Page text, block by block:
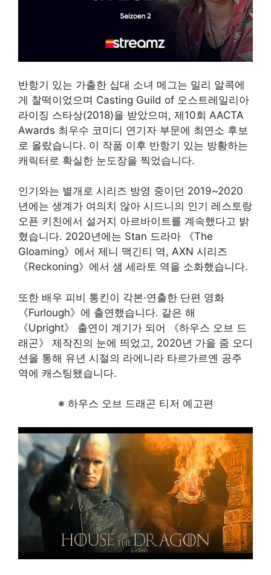
반항기 있는 가출한 십대 소녀 메그는 밀리 알콕에
게 찰떡이었으며 Casting Guild of 오스트레일리아
라이징 스타상(2018)을 받았으며, 제10회 AACTA
Awards 최우수 코미디 연기자 부문에 최연소 후보
로 올랐습니다. 이 작품 이후 반항기 있는 방황하는
캐릭터로 확실한 눈도장을 찍었습니다.
인기와는 별개로 시리즈 방영 중이던 2019~2020
년에는 생계가 여의치 않아 시드니의 인기 레스토랑
오픈 키친에서 설거지 아르바이트를 계속했다고 밝
혔습니다. 2020년에는 Stan 드라마 《The
Gloaming》에서 제니 맥긴티 역, AXN 시리즈
《Reckoning》에서 샘 세라토 역을 소화했습니다.
또한 배우 피비 통킨이 각본·연출한 단편 영화
《Furlough》에 출연했습니다. 같은 해
《Upright》 출연이 계기가 되어 《하우스 오브 드
래곤》 제작진의 눈에 띄었고, 2020년 가을 줌 오디
션을 통해 유년 시절의 라에니라 타르가르옌 공주
역에 캐스팅됐습니다.
※ 하우스 오브 드래곤 티저 예고편